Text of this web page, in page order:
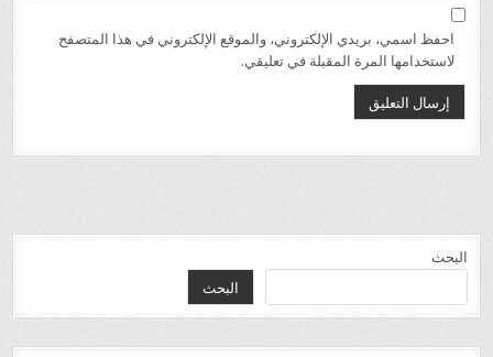
احفظ اسمي، بريدي الإلكتروني، والموقع الإلكتروني في هذا المتصفح
لاستخدامها المرة المقبلة في تعليقي.
البحث
البحث